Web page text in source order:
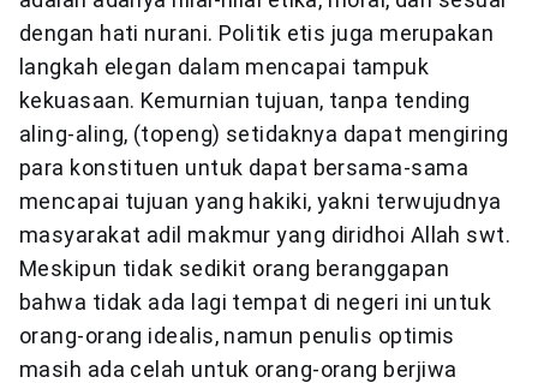
dengan hati nurani. Politik etis juga merupakan
langkah elegan dalam mencapai tampuk
kekuasaan. Kemurnian tujuan, tanpa tending
aling-aling, (topeng) setidaknya dapat mengiring
para konstituen untuk dapat bersama-sama
mencapai tujuan yang hakiki, yakni terwujudnya
masyarakat adil makmur yang diridhoi Allah swt.
Meskipun tidak sedikit orang beranggapan
bahwa tidak ada lagi tempat di negeri ini untuk
orang-orang idealis, namun penulis optimis
masih ada celah untuk orang-orang berjiwa